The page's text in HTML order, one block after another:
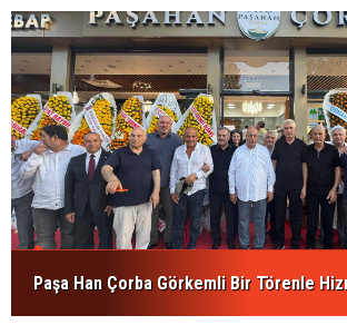
Paşa Han Çorba Görkemli Bir Törenle